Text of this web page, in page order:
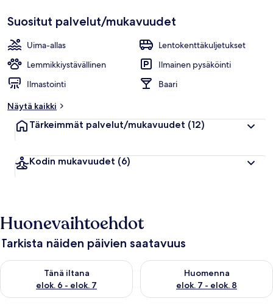
Suositut palvelut/mukavuudet
Uima-allas
Lentokenttäkuljetukset
Lemmikkiystävällinen
Ilmainen pysäköinti
Ilmastointi
Baari
Näytä kaikki
Tärkeimmät palvelut/mukavuudet (12)
Kodin mukavuudet (6)
Huonevaihtoehdot
Tarkista näiden päivien saatavuus
Tänä iltana
elok. 6 - elok. 7
Tarkista tämän illan saatavuus elok. 6 - elok. 7
Huomenna
elok. 7 - elok. 8
Tarkista huomisen saatavuus